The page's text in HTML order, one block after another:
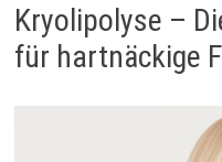
Kryolipolyse –
für hartnäckige